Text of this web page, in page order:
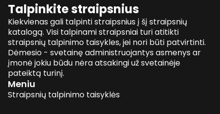
Talpinkite straipsnius
Kiekvienas gali talpinti straipsnius į šį straipsnių
katalogą. Visi talpinami straipsniai turi atitikti
straipsnių talpinimo taisykles, jei nori būti patvirtinti.
Dėmesio - svetainę administruojantys asmenys ar
įmonė jokiu būdu nėra atsakingi už svetainėje
pateiktą turinį.
Meniu
Straipsnių talpinimo taisyklės